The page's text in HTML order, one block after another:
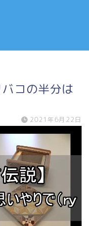
コの半分は
2021年6月22日